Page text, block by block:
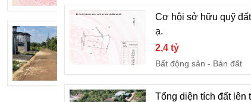
Vị trí đất nằm tại xã Hà Mòn, Kon
Bất động sản
Bán
Cơ hội sở hữu quỹ
ạ.
2,4 tỷ
Bất động sản
Bán đất
Tổng diện tích đất lên